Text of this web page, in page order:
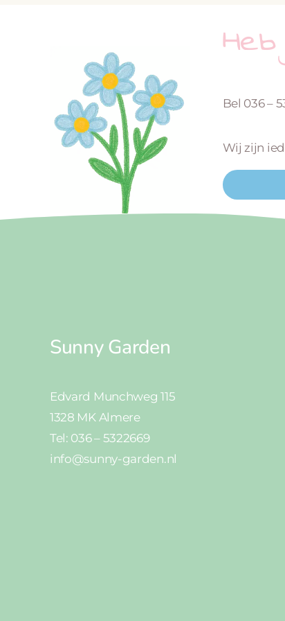
Bel 036 –
Wij zijn
Sunny Garden
Edvard Munchweg 115
1328 MK Almere
Tel: 036 – 5322669
info@sunny-garden.nl